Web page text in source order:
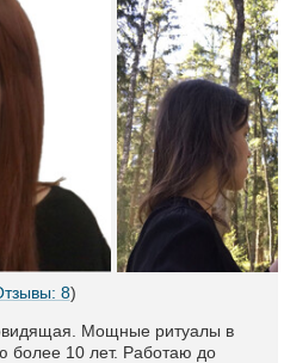
8)
Мощные ритуалы в
более 10 лет. Работаю до